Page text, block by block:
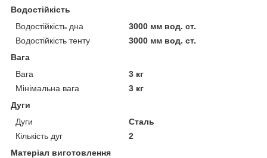
Водостійкість
Водостійкість дна
3000 мм вод. ст.
Водостійкість тенту
3000 мм вод. ст.
Вага
Вага
3 кг
Мінімальна вага
3 кг
Дуги
Дуги
Сталь
Кількість дуг
2
Матеріал виготовлення